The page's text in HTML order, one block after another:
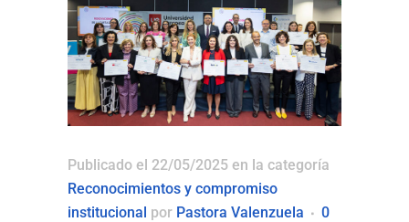
Publicado el 22/05/2025 en la categoría
Reconocimientos y compromiso
institucional por Pastora Valenzuela
0